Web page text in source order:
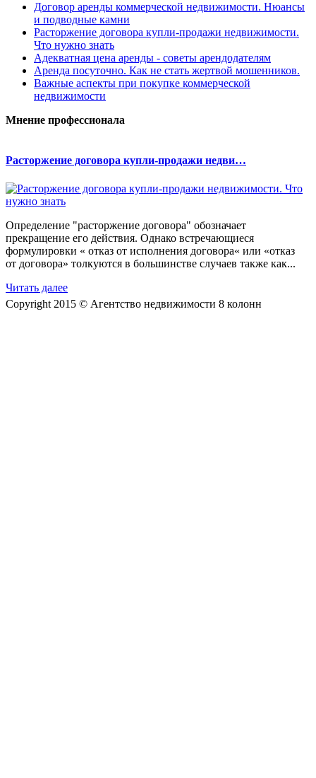
Договор аренды коммерческой недвижимости. Нюансы
и подводные камни
Расторжение договора купли-продажи недвижимости.
Что нужно знать
Адекватная цена аренды - советы арендодателям
Аренда посуточно. Как не стать жертвой мошенников.
Важные аспекты при покупке коммерческой
недвижимости
Мнение профессионала
Расторжение договора купли-продажи недви…
Определение "расторжение договора" обозначает
прекращение его действия. Однако встречающиеся
формулировки « отказ от исполнения договора« или «отказ
от договора» толкуются в большинстве случаев также как...
Читать далее
Copyright 2015 © Агентство недвижимости 8 колонн